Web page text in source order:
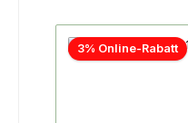
3% Online-Rabatt